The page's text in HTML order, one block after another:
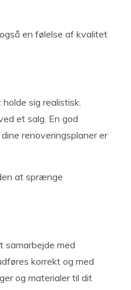
en følelse af kvalitet
sig realistisk.
et salg. En god
renoveringsplaner er
at sprænge
med
korrekt og med
og materialer til dit